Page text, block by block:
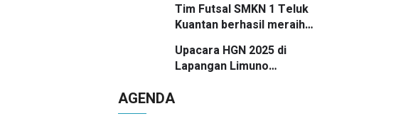
Kuansing
Tim Futsal SMKN 1 Teluk
Kuantan berhasil meraih
Upacara HGN 2025 di
Lapangan Limuno
AGENDA